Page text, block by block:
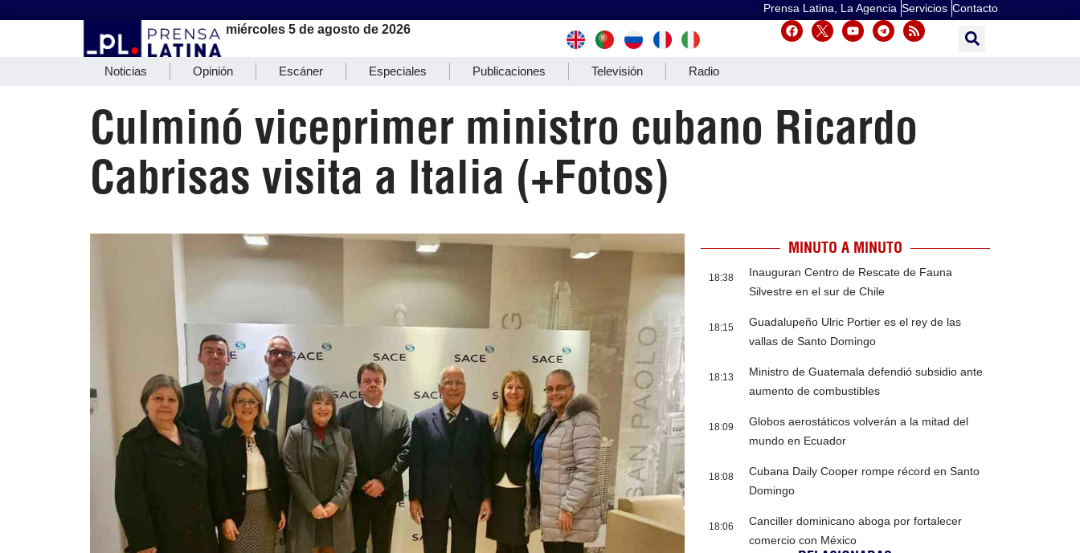
Prensa Latina, La Agencia Servicios Contacto
miércoles 5 de agosto de 2026
Noticias Opinión Escáner Especiales Publicaciones Televisión Radio
Culminó viceprimer ministro cubano Ricardo
Cabrisas visita a Italia (+Fotos)
MINUTO A MINUTO
18:38
Inauguran Centro de Rescate de Fauna
Silvestre en el sur de Chile
18:15
Guadalupeño Ulric Portier es el rey de las
vallas de Santo Domingo
18:13
Ministro de Guatemala defendió subsidio ante
aumento de combustibles
18:09
Globos aerostáticos volverán a la mitad del
mundo en Ecuador
18:08
Cubana Daily Cooper rompe récord en Santo
Domingo
18:06
Canciller dominicano aboga por fortalecer
comercio con México